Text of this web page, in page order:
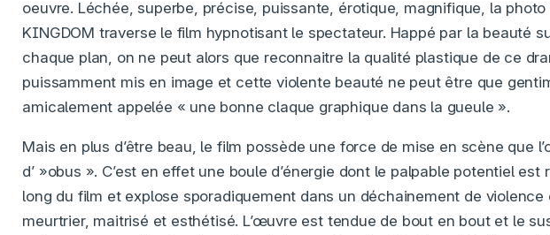
oeuvre. Léchée, superbe, précise, puissante, érotique, magnifique, la photo
KINGDOM traverse le film hypnotisant le spectateur. Happé par la beauté
chaque plan, on ne peut alors que reconnaitre la qualité plastique de ce
puissamment mis en image et cette violente beauté ne peut être que
amicalement appelée « une bonne claque graphique dans la gueule ».
Mais en plus d’être beau, le film possède une force de mise en scène que
d’ »obus ». C’est en effet une boule d’énergie dont le palpable potentiel est
long du film et explose sporadiquement dans un déchainement de
meurtrier, maitrisé et esthétisé. L’œuvre est tendue de bout en bout et le